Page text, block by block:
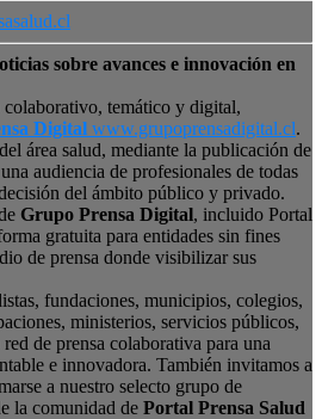
sobre avances e innovación en
colaborativo, temático y digital,
Digital www.grupoprensadigital.cl.
área salud, mediante la publicación de
audiencia de profesionales de todas
del ámbito público y privado.
Grupo Prensa Digital, incluido Portal
gratuita para entidades sin fines
de prensa donde visibilizar sus
fundaciones, municipios, colegios,
ministerios, servicios públicos,
de prensa colaborativa para una
e innovadora. También invitamos a
a nuestro selecto grupo de
la comunidad de Portal Prensa Salud